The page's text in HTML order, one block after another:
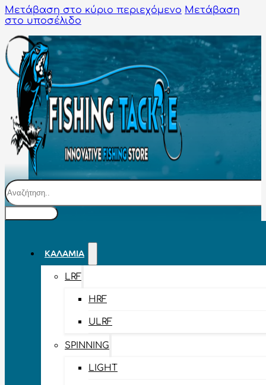
Μετάβαση στο κύριο περιεχόμενο Μετάβαση
στο υποσέλιδο
Αναζήτηση
ΚΑΛΆΜΙΑ
LRF
HRF
ULRF
SPINNING
LIGHT